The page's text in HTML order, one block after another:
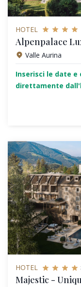
HOTEL
Alpenpalace
Valle Aurina
Inserisci le date
direttamente
HOTEL
Majestic -